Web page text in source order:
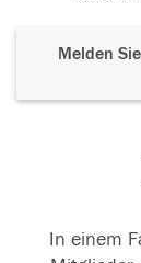
Melden
In einem